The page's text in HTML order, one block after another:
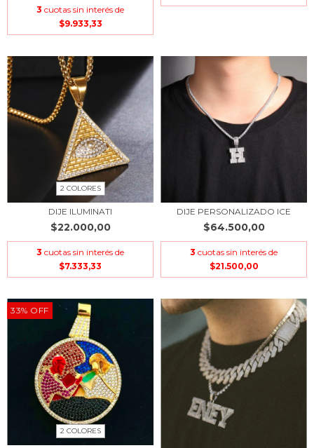
3 cuotas sin interés de
$9.933,33
2 COLORES
DIJE ILUMINATI
$22.000,00
3 cuotas sin interés de
$7.333,33
DIJE PERSONALIZADO ICE
$64.500,00
3 cuotas sin interés de
$21.500,00
33% OFF
2 COLORES